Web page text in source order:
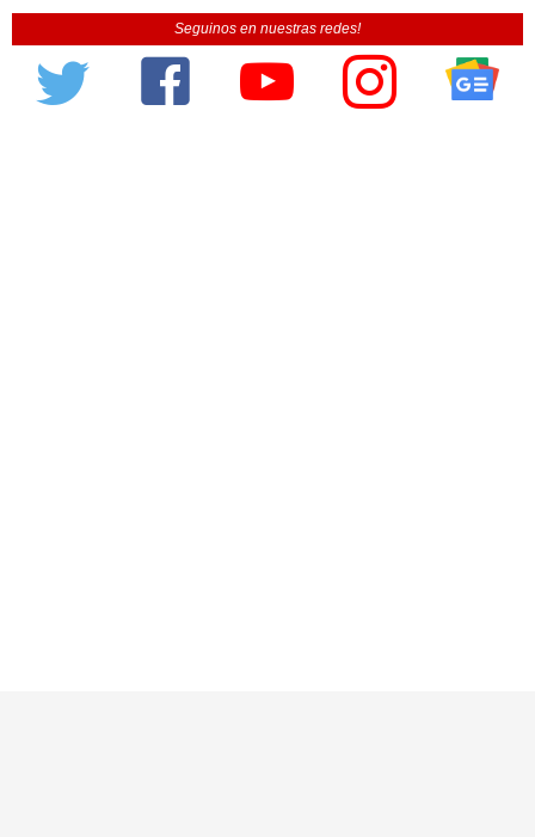
Seguinos en nuestras redes!